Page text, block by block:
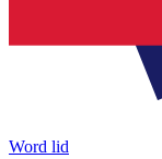
Word lid